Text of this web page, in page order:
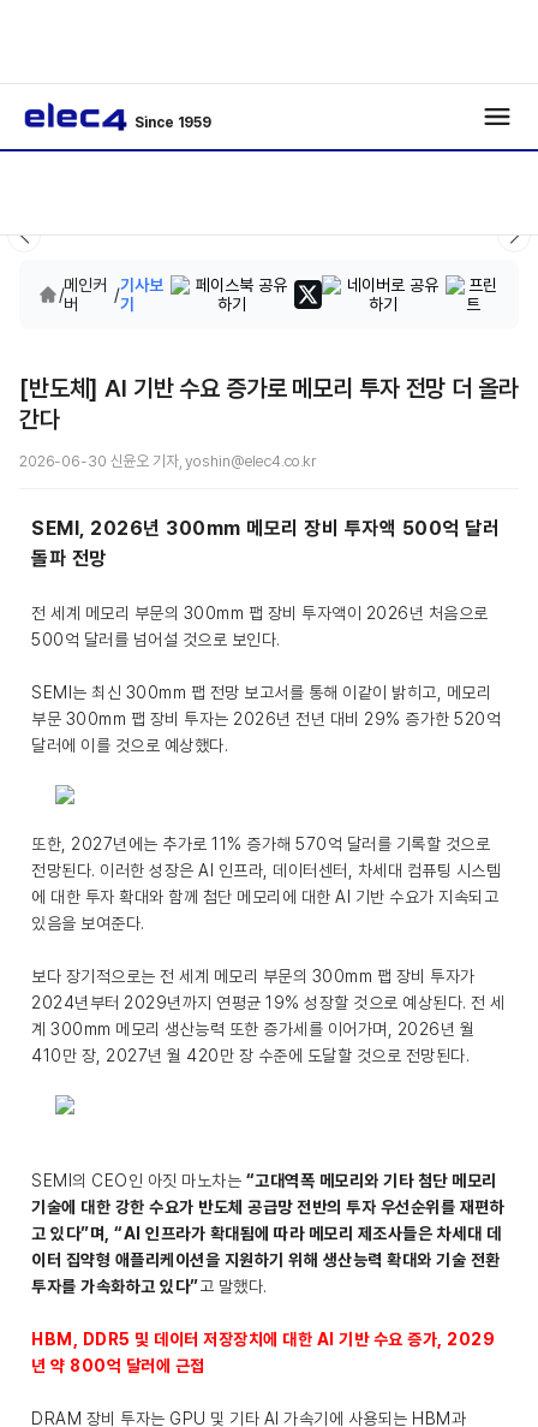
Since 1959
/메인커
버
/기사보
기
[반도체] AI 기반 수요 증가로 메모리 투자 전망 더 올라
간다
2026-06-30 신윤오 기자, yoshin@elec4.co.kr
SEMI, 2026년 300mm 메모리 장비 투자액 500억 달러
돌파 전망
전 세계 메모리 부문의 300mm 팹 장비 투자액이 2026년 처음으로
500억 달러를 넘어설 것으로 보인다.
SEMI는 최신 300mm 팹 전망 보고서를 통해 이같이 밝히고, 메모리
부문 300mm 팹 장비 투자는 2026년 전년 대비 29% 증가한 520억
달러에 이를 것으로 예상했다.
또한, 2027년에는 추가로 11% 증가해 570억 달러를 기록할 것으로
전망된다. 이러한 성장은 AI 인프라, 데이터센터, 차세대 컴퓨팅 시스템
에 대한 투자 확대와 함께 첨단 메모리에 대한 AI 기반 수요가 지속되고
있음을 보여준다.
보다 장기적으로는 전 세계 메모리 부문의 300mm 팹 장비 투자가
2024년부터 2029년까지 연평균 19% 성장할 것으로 예상된다. 전 세
계 300mm 메모리 생산능력 또한 증가세를 이어가며, 2026년 월
410만 장, 2027년 월 420만 장 수준에 도달할 것으로 전망된다.
SEMI의 CEO인 아짓 마노차는 “고대역폭 메모리와 기타 첨단 메모리
기술에 대한 강한 수요가 반도체 공급망 전반의 투자 우선순위를 재편하
고 있다”며, “AI 인프라가 확대됨에 따라 메모리 제조사들은 차세대 데
이터 집약형 애플리케이션을 지원하기 위해 생산능력 확대와 기술 전환
투자를 가속화하고 있다”고 말했다.
HBM, DDR5 및 데이터 저장장치에 대한 AI 기반 수요 증가, 2029
년 약 800억 달러에 근접
DRAM 장비 투자는 GPU 및 기타 AI 가속기에 사용되는 HBM과